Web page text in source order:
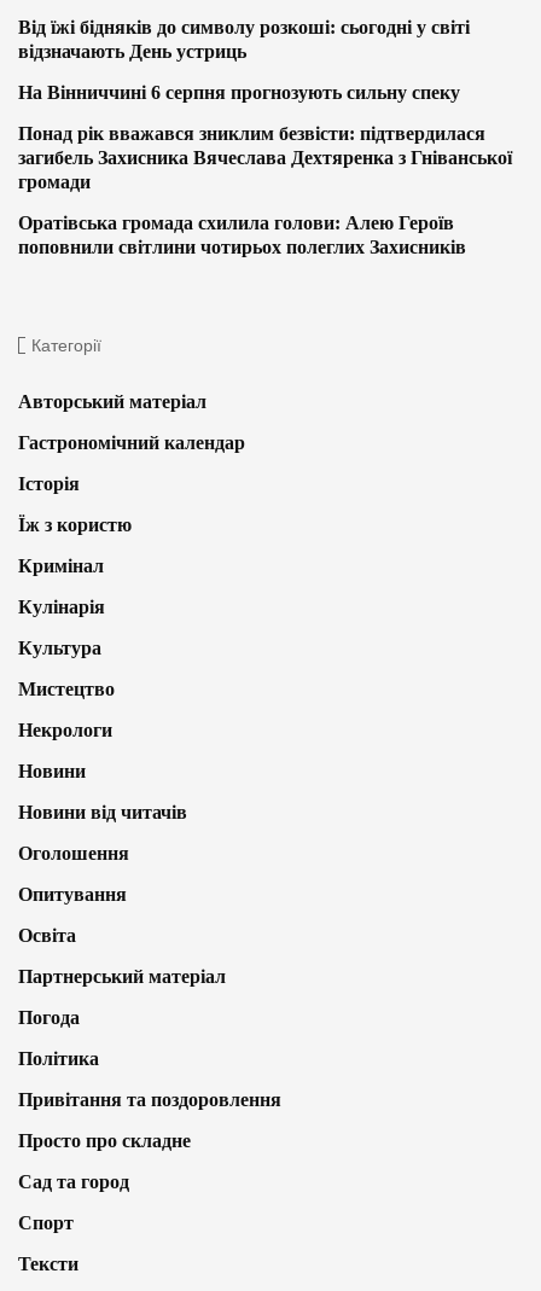
Від їжі бідняків до символу розкоші: сьогодні у світі
відзначають День устриць
На Вінниччині 6 серпня прогнозують сильну спеку
Понад рік вважався зниклим безвісти: підтвердилася
загибель Захисника Вячеслава Дехтяренка з Гніванської
громади
Оратівська громада схилила голови: Алею Героїв
поповнили світлини чотирьох полеглих Захисників
Категорії
Авторський матеріал
Гастрономічний календар
Історія
Їж з користю
Кримінал
Кулінарія
Культура
Мистецтво
Некрологи
Новини
Новини від читачів
Оголошення
Опитування
Освіта
Партнерський матеріал
Погода
Політика
Привітання та поздоровлення
Просто про складне
Сад та город
Спорт
Тексти